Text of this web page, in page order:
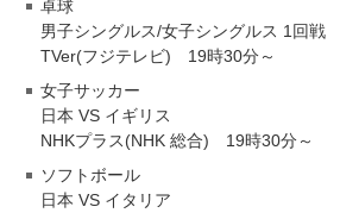
卓球
男子シングルス/女子シングルス 1回戦
TVer(フジテレビ) 19時30分～
女子サッカー
日本 VS イギリス
NHKプラス(NHK 総合) 19時30分～
ソフトボール
日本 VS イタリア